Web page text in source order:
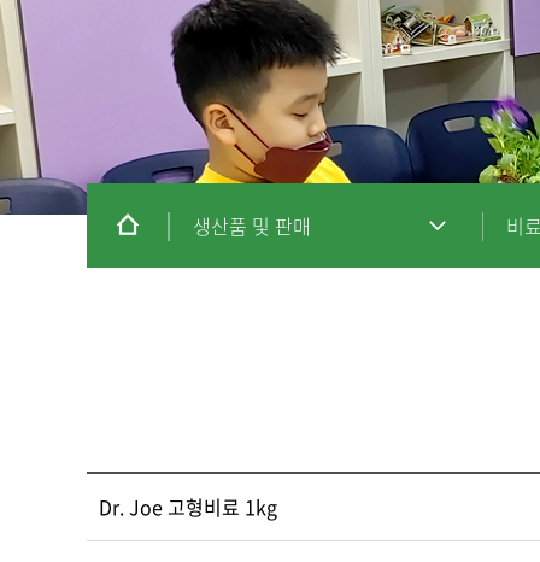
생산품 및 판매 비
Dr. Joe 고형비료 1kg